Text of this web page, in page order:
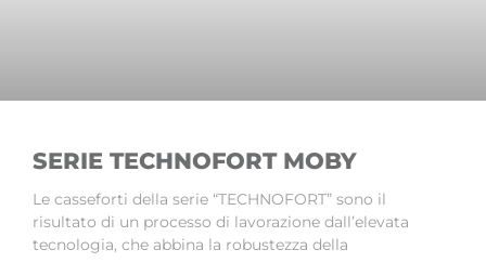
SERIE TECHNOFORT MOBY
Le casseforti della serie “TECHNOFORT” sono il
risultato di un processo di lavorazione dall’elevata
tecnologia, che abbina la robustezza della